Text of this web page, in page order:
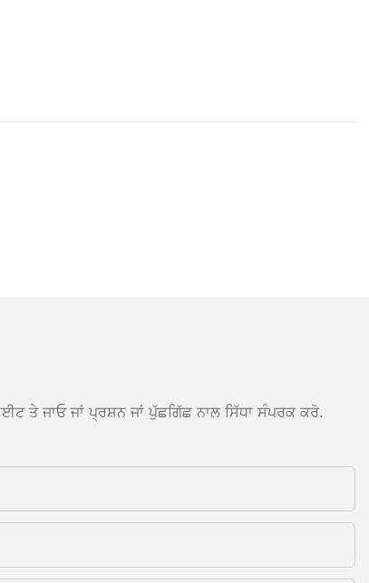
ਤੇ ਜਾਓ ਜਾਂ ਪ੍ਰਸ਼ਨ ਜਾਂ ਪੁੱਛਗਿੱਛ ਨਾਲ ਸਿੱਧਾ ਸੰਪਰਕ ਕਰੋ.